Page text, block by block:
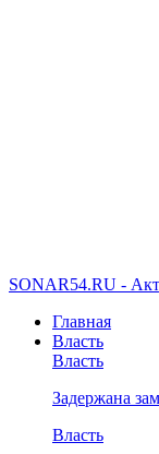
SONAR54.RU -
Главная
Власть
Власть
Задержана
Власть